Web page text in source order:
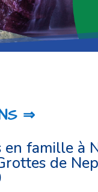
⇒
en famille à
de